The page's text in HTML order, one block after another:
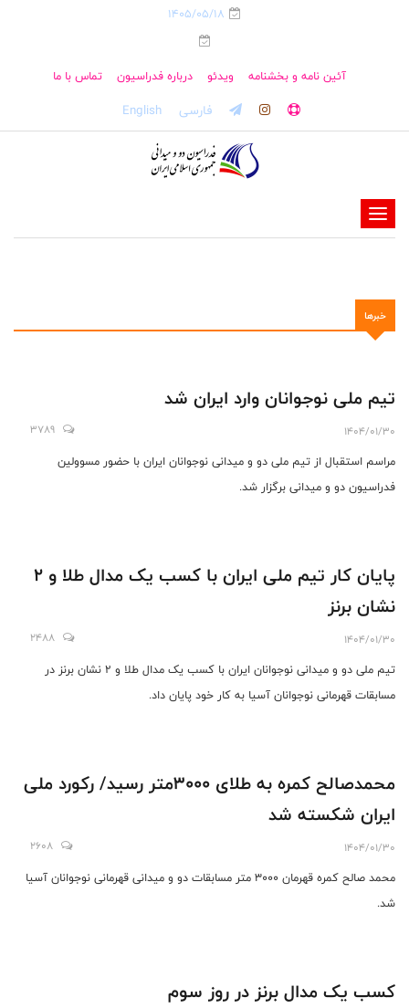
1405/05/18
آئین نامه و بخشنامه ویدئو درباره فدراسیون تماس با ما
فارسی English
-
-
-
-
-
خبرها
تیم ملی نوجوانان وارد ایران شد
1404/01/30
3789
مراسم استقبال از تیم ملی دو و میدانی نوجوانان ایران با حضور مسوولین
فدراسیون دو و میدانی برگزار شد.
پایان کار تیم ملی ایران با کسب یک مدال طلا و 2
نشان برنز
1404/01/30
2488
تیم ملی دو و میدانی نوجوانان ایران با کسب یک مدال طلا و 2 نشان برنز در
مسابقات قهرمانی نوجوانان آسیا به کار خود پایان داد.
محمدصالح کمره به طلای 3000متر رسید/ رکورد ملی
ایران شکسته شد
1404/01/30
2608
محمد صالح کمره قهرمان 3000 متر مسابقات دو و میدانی قهرمانی نوجوانان آسیا
شد.
کسب یک مدال برنز در روز سوم